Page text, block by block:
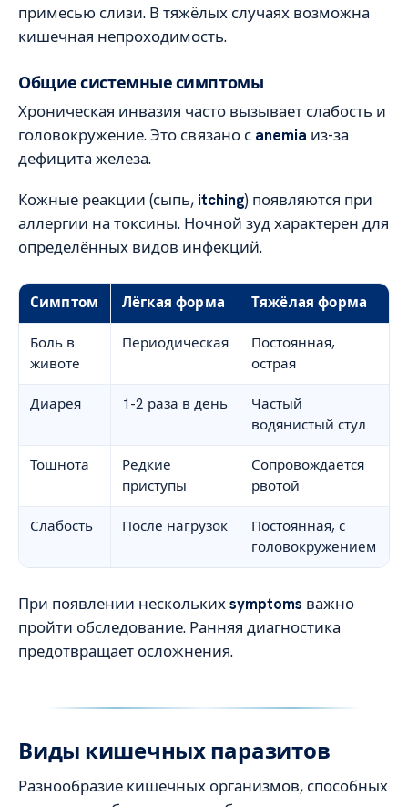
примесью слизи. В тяжёлых случаях возможна
кишечная непроходимость.
Общие системные симптомы
Хроническая инвазия часто вызывает слабость и
головокружение. Это связано с anemia из-за
дефицита железа.
Кожные реакции (сыпь, itching) появляются при
аллергии на токсины. Ночной зуд характерен для
определённых видов инфекций.
Симптом Лёгкая форма Тяжёлая форма
Боль в
животе
Периодическая
Постоянная,
острая
Диарея 1-2 раза в день
Частый
водянистый стул
Тошнота
Редкие
приступы
Сопровождается
рвотой
Слабость После нагрузок
Постоянная, с
головокружением
При появлении несколькихsymptoms важно
пройти обследование. Ранняя диагностика
предотвращает осложнения.
Виды кишечных паразитов
Разнообразие кишечных организмов, способных